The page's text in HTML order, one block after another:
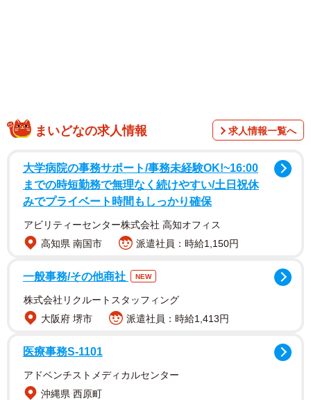
捕獲器に入るまでは近づけない＝ちまきなころんさん
（@chimakinakoron）提供
まいどなの求人情報 求人情報一覧へ
大学病院の事務サポート/事務未経験OK!~16:00
までの時短勤務で無理なく続けやすい/土日祝休
みでプライベート時間もしっかり確保
アビリティーセンター株式会社 高知オフィス
高知県 南国市
派遣社員：時給1,150円
一般事務/その他商社 NEW
株式会社リクルートスタッフィング
大阪府 堺市
派遣社員：時給1,413円
医療事務S-1101
アドベンチストメディカルセンター
沖縄県 西原町